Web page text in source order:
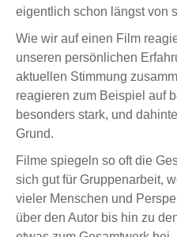
eigentlich schon längst von
Wie wir auf einen Film
unseren persönlichen
aktuellen Stimmung
reagieren zum Beispiel auf
besonders stark, und
Grund.
Filme spiegeln so oft die
sich gut für Gruppenarbeit,
vieler Menschen und
über den Autor bis hin zu